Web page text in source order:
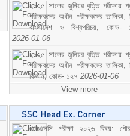
২০২৫ সালের জুনিয়র বৃত্তি পরীক্ষায়
পরীক্ষকদের অধীন পরীক্ষকদের তালিকা,
বাংলাদেশ ও বিশ্বপরিচয়; কোড-
2026-01-06
২০২৫ সালের জুনিয়র বৃত্তি পরীক্ষায়
পরীক্ষকদের অধীন পরীক্ষকদের তালিকা,
বিজ্ঞান; কোড- ১২৭ 2026-01-06
View more
এসএসসি পরীক্ষা ২০২৬ বিষয়: